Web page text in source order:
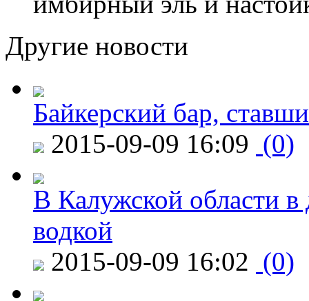
Другие новости
Байкерский бар,
2015-09-09 16:09 (0)
В Калужской области в
водкой
2015-09-09 16:02 (0)